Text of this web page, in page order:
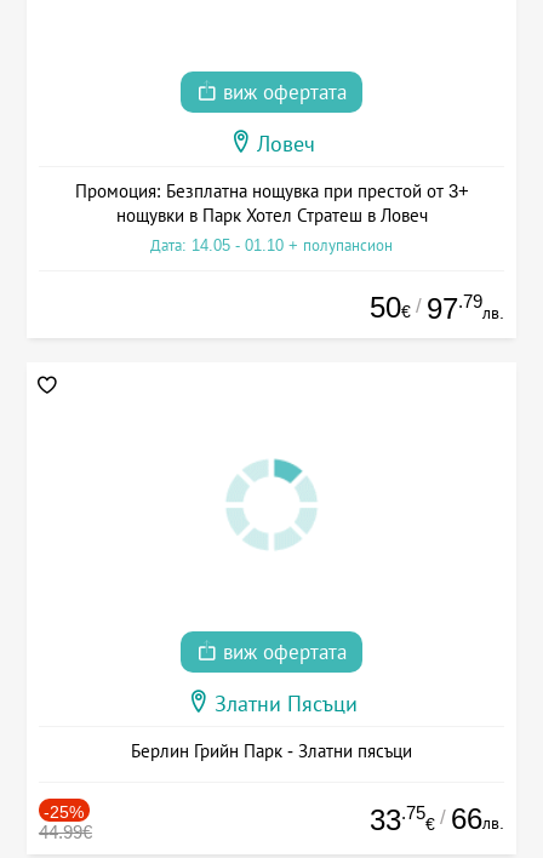
виж офертата
Ловеч
Промоция: Безплатна нощувка при престой от 3+
нощувки в Парк Хотел Стратеш в Ловеч
Дата: 14.05 - 01.10 + полупансион
50€ / 97.79
лв.
виж офертата
Златни Пясъци
Берлин Грийн Парк - Златни пясъци
-25%
44.99€ 33.75
€ / 66лв.